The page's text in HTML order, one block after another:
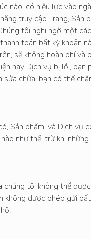
có hiệu lực vào
truy cập Trang, Sản
tôi nghi ngờ một
toán bất kỳ khoản
sẽ không hoàn phí
hay Dịch vụ bị lỗi,
chữa, bạn có thể
Sản phẩm, và Dịch
như thế, trừ khi
tôi không thể
được phép gửi